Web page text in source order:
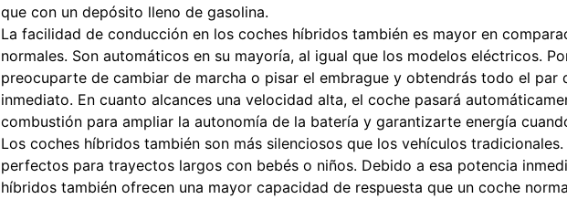
que con un depósito lleno de gasolina.
La facilidad de conducción en los coches híbridos también es mayor en
normales. Son automáticos en su mayoría, al igual que los modelos eléctricos.
preocuparte de cambiar de marcha o pisar el embrague y obtendrás todo el par
inmediato. En cuanto alcances una velocidad alta, el coche pasará
combustión para ampliar la autonomía de la batería y garantizarte energía
Los coches híbridos también son más silenciosos que los vehículos
perfectos para trayectos largos con bebés o niños. Debido a esa potencia
híbridos también ofrecen una mayor capacidad de respuesta que un coche